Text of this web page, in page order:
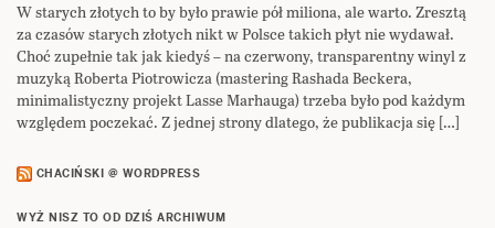
W starych złotych to by było prawie pół miliona, ale warto. Zresztą
za czasów starych złotych nikt w Polsce takich płyt nie wydawał.
Choć zupełnie tak jak kiedyś – na czerwony, transparentny winyl z
muzyką Roberta Piotrowicza (mastering Rashada Beckera,
minimalistyczny projekt Lasse Marhauga) trzeba było pod każdym
względem poczekać. Z jednej strony dlatego, że publikacja się […]
CHACIŃSKI @ WORDPRESS
WYŻ NISZ TO OD DZIŚ ARCHIWUM